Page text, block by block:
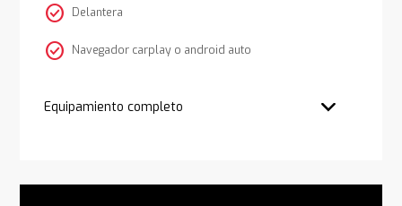
check_circle Delantera
check_circle Navegador carplay o android auto
Equipamiento completo